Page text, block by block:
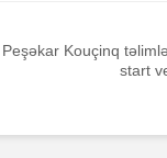
Peşəkar Kouçinq
start